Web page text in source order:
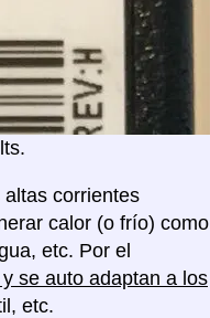
corrientes
calor (o frío) como
etc. Por el
se auto adaptan a los
etc.